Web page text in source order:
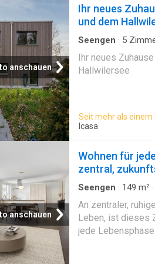
Angebots:- helle,
durch grosse
moderne Küche-
einladender
setzen gezielt
Innere, wo sich
und Essbereich
Zuhauses, fällt
Aussenbereich,
erweitert und die
ein, bietet viel
genussvollen
anschauen
Ihr neues
und dem
Seengen · 5
Ihr neues
Hallwilersee
Seit mehr als einem
Icasa
anschauen
Wohnen für
zentral,
Seengen · 149 m² ·
An zentraler,
Leben, ist dieses
jede
gerne